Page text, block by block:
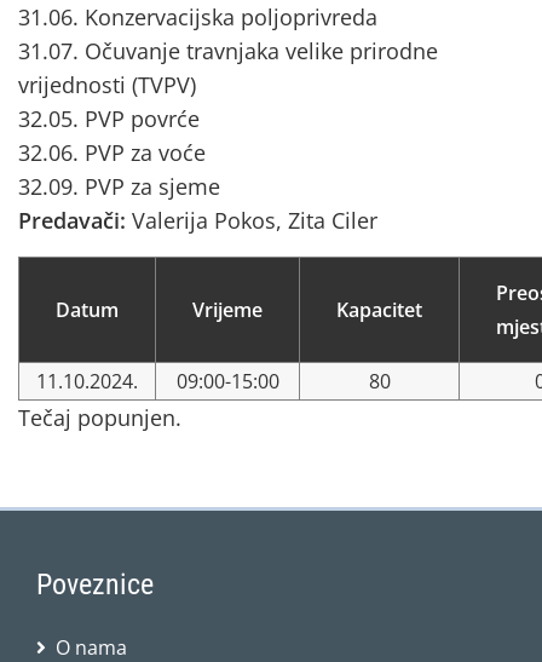
31.06. Konzervacijska poljoprivreda
31.07. Očuvanje travnjaka velike prirodne
vrijednosti (TVPV)
32.05. PVP povrće
32.06. PVP za voće
32.09. PVP za sjeme
Predavači: Valerija Pokos, Zita Ciler
Datum Vrijeme Kapacitet
11.10.2024. 09:00-15:00 80
Tečaj popunjen.
Poveznice
O nama